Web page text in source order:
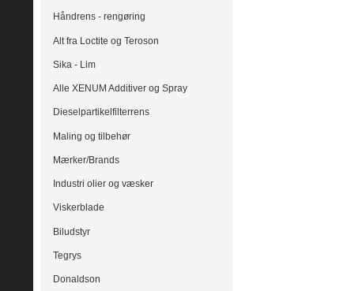
Håndrens - rengøring
Alt fra Loctite og Teroson
Sika - Lim
Alle XENUM Additiver og Spray
Dieselpartikelfilterrens
Maling og tilbehør
Mærker/Brands
Industri olier og væsker
Viskerblade
Biludstyr
Tegrys
Donaldson